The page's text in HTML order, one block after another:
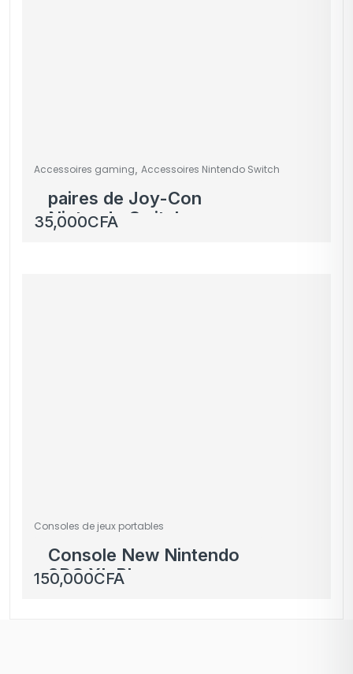
Accessoires gaming, Accessoires Nintendo Switch
paires de Joy-Con
Nintendo Switch –
Couleurs Variées
35,000CFA
Consoles de jeux portables
Console New Nintendo
3DS XL Bleue
Métallique
150,000CFA